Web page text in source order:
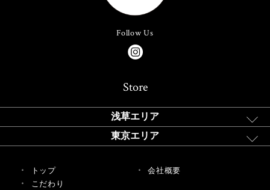
Follow Us
Store
浅草エリア
東京エリア
トップ
こだわり
会社概要